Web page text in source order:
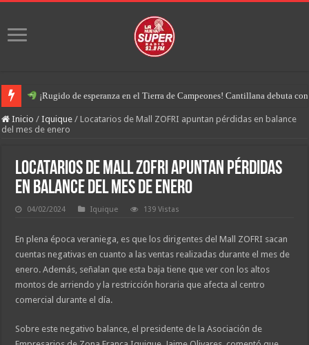
¡Rugido de esperanza en el Tierra de Campeones! Cantillana debuta
Inicio / Iquique / Locatarios de Mall ZOFRI apuntan pérdidas en balance
del mes de enero
Locatarios de Mall ZOFRI apuntan pérdidas
en balance del mes de enero
04/02/2024 Iquique 139 Vistas
En plena época veraniega, es que los dirigentes del Mall ZOFRI sacan
cuentas negativas en cuanto a las ventas realizadas durante el mes de
enero. Además, señalan que esta baja tiene que ver con los altos
montos de arriendo y la restricción horaria que afecta al centro
comercial durante el día.
Sobre este negativo balance, el presidente de la Asociación de